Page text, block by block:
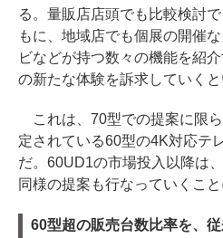
る。量販店店頭でも比較検討
もに、地域店でも個展の開催
ビなどが持つ数々の機能を紹
の新たな体験を訴求していくと
これは、70型での提案に限
定されている60型の4K対応テ
だ。60UD1の市場投入以降は
同様の提案も行なっていくこと
60型超の販売台数比率を、